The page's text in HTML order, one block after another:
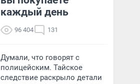
каждый день
96 404 131
Думали, что говорят с
полицейским. Тайское
следствие раскрыло детали